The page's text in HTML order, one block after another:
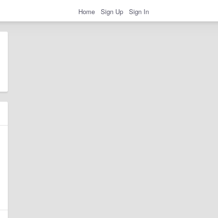
Home Sign Up Sign In